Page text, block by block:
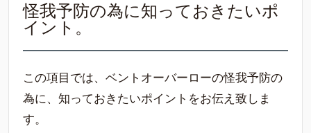
怪我予防の為に知っておきたいポ
イント。
この項目では、ベントオーバーローの怪我予防の
為に、知っておきたいポイントをお伝え致しま
す。